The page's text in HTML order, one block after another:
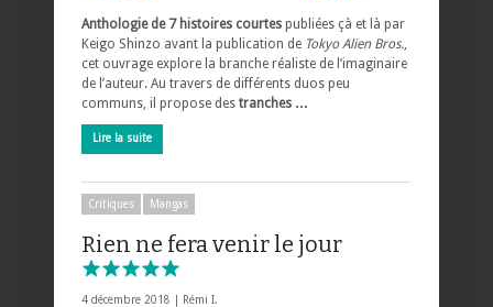
Anthologie de 7 histoires courtes publiées çà et là par
Keigo Shinzo avant la publication de Tokyo Alien Bros.,
cet ouvrage explore la branche réaliste de l’imaginaire
de l’auteur. Au travers de différents duos peu
communs, il propose des tranches …
Lire la suite
Critiques Mangas
Rien ne fera venir le jour
4 décembre 2018 | Rémi I.